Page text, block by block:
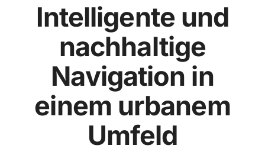
Intelligente und
nachhaltige
Navigation in
einem urbanem
Umfeld